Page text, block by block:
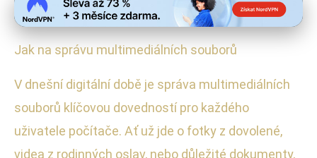
Správa a bezpečnost zařízení
Správa multimediálních souborů:
· 4 min čtení · Autor: Radek Kovář
Jak na správu multimediálních souborů
V dnešní digitální době je správa multimediálních
souborů klíčovou dovedností pro každého
uživatele počítače. Ať už jde o fotky z dovolené,
videa z rodinných oslav, nebo důležité dokumenty,